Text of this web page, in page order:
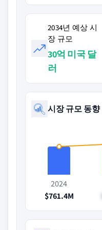
2034년 예상 시
장 규모
30억 미국 달
러
시장 규모 동향
2024
$761.4M